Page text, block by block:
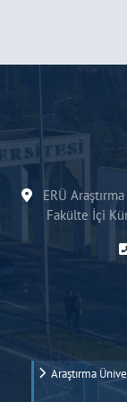
ERÜ
Fakülte İçi
Araştırma